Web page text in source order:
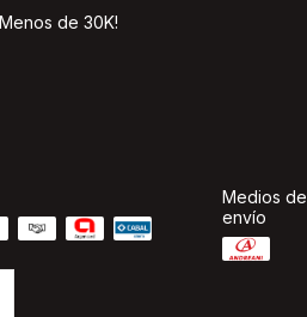
de 30K!
Medios de
envío